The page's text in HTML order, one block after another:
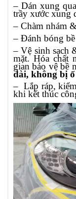
– Dán xung
trầy xước xung
– Chàm nhám
– Đánh bóng
– Vệ sinh sạch
mặt. Hóa chất
gian bảo vệ bề
dài, không bị
– Lắp ráp,
khi kết thúc